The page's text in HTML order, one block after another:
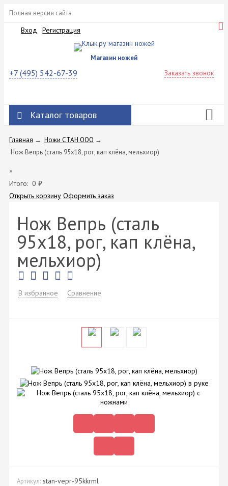
Полная версия сайта
Вход Регистрация
Магазин ножей
+7 (495) 542-67-39 Заказать звонок
Каталог товаров
Главная → Ножи СТАН ООО →
Нож Вепрь (сталь 95х18, рог, кап клёна, мельхиор)
×
Итого: 0 ₽
Открыть корзину Оформить заказ
Нож Вепрь (сталь
95х18, рог, кап клёна,
мельхиор)
В избранное Сравнение
Артикул: stan-vepr-95kkrml